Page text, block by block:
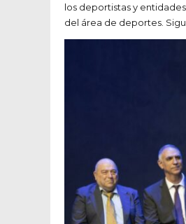
los deportistas y
del área de deportes.